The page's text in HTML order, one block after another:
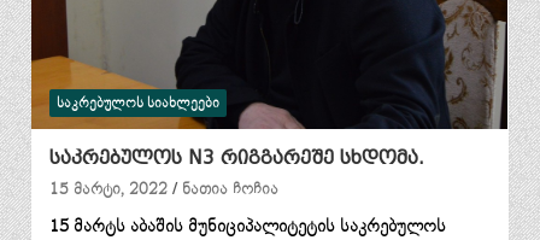
ᲡᲐᲙᲠᲔᲑᲣᲚᲝᲡ ᲡᲘᲐᲮᲚᲔᲔᲑᲘ
საკრებულოს N3 რიგგარეშე სხდომა.
15 მარტი, 2022
ნათია ჩოჩია
15 მარტს აბაშის მუნიციპალიტეტის საკრებულოს